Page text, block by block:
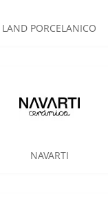
LAND PORCELANICO
NAVARTI